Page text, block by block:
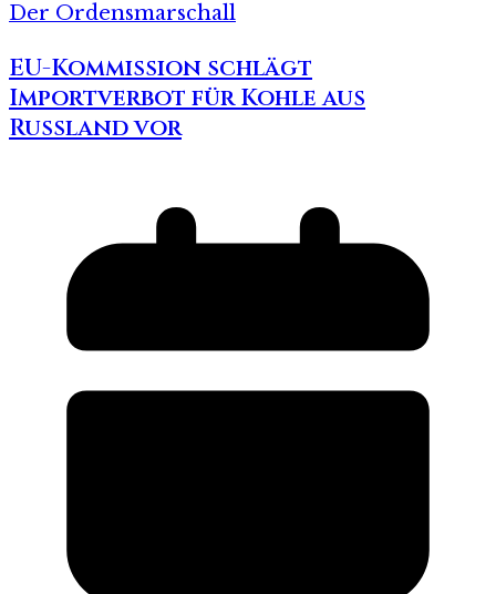
Der Ordensmarschall
EU-Kommission schlägt
Importverbot für Kohle aus
Russland vor